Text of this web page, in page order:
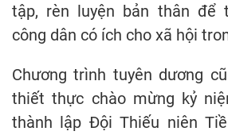
tập, rèn luyện bản thân để
công dân có ích cho xã hội
Chương trình tuyên dương
thiết thực chào mừng kỷ
thành lập Đội Thiếu niên